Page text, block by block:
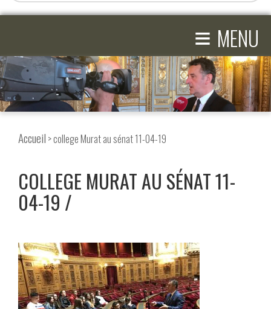
≡ MENU
COMPRENDRE LE SÉNAT
Accueil > college Murat au sénat 11-04-19
COLLEGE MURAT AU SÉNAT 11-
04-19